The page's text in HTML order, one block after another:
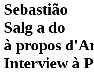
Sebastião
Salg a do
à propos
Interview à